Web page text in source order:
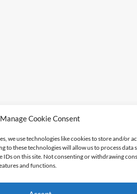
Manage Cookie Consent
we use technologies like cookies to store and/or
to these technologies will allow us to process data
IDs on this site. Not consenting or withdrawing
and functions.